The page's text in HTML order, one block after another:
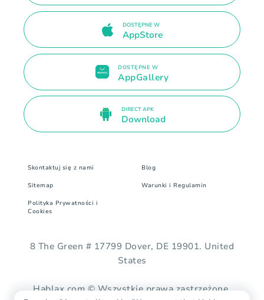
DOSTĘPNE W
AppStore
DOSTĘPNE W
AppGallery
DIRECT APK
Download
Skontaktuj się z nami Blog
Sitemap Warunki i Regulamin
Polityka Prywatności i
Cookies
8 The Green # 17799 Dover, DE 19901. United
States
Hablax.com © Wszystkie prawa zastrzeżone.